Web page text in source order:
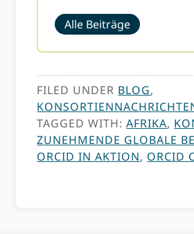
Alle Beiträge
FILED UNDER BLOG,
TAGGED WITH:AFRIKA,
ZUNEHMENDE GLOBALE
ORCID IN AKTION, ORCID